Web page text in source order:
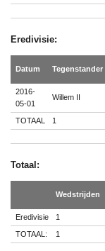
Eredivisie:
Datum Tegenstander
2016-
05-01
Willem II
TOTAAL 1
Totaal:
Wedstrijden
Eredivisie 1
TOTAAL:
1